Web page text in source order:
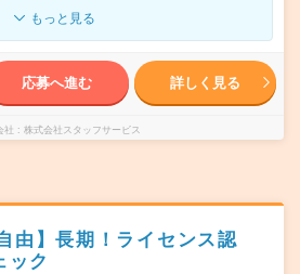
もっと見る
応募へ進む 詳しく見る
社 株式会社スタッフサービス
由】長期！ライセンス認
ック